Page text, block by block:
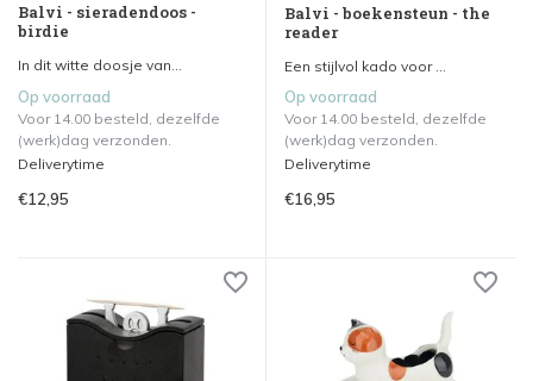
Balvi - sieradendoos -
birdie
In dit witte doosje van...
Op voorraad
Voor 14.00 besteld, dezelfde
(werk)dag verzonden.
Deliverytime
€12,95
Balvi - boekensteun - the
reader
Een stijlvol kado voor ...
Op voorraad
Voor 14.00 besteld, dezelfde
(werk)dag verzonden.
Deliverytime
€16,95